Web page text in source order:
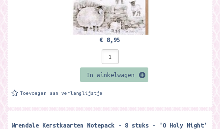
€ 8,95
In winkelwagen
Toevoegen aan verlanglijstje
Wrendale Kerstkaarten Notepack - 8 stuks - 'O Holy Night'